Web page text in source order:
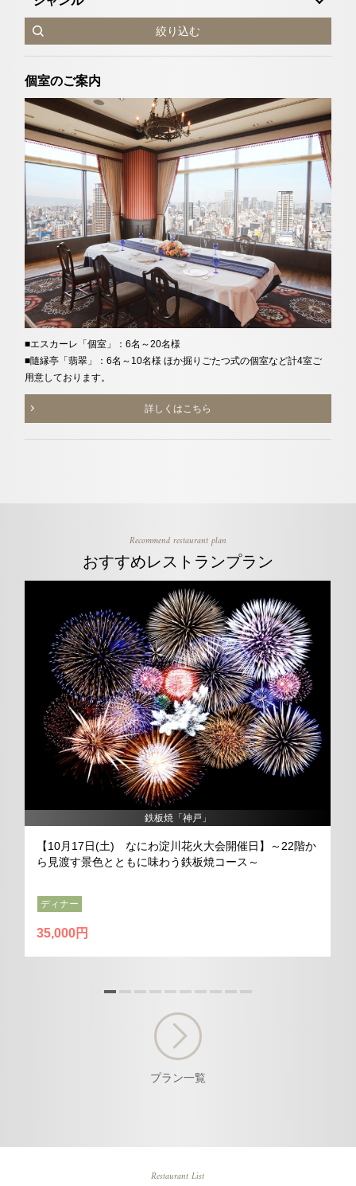
絞り込む
個室のご案内
■エスカーレ「個室」：6名～20名様
■隨縁亭「翡翠」：6名～10名様 ほか掘りごたつ式の個室など計4室ご
用意しております。
詳しくはこちら
Recommend restaurant plan
おすすめレストランプラン
鉄板焼「神戸」
【10月17日(土) なにわ淀川花火大会開催日】～22階か
ら見渡す景色とともに味わう鉄板焼コース～
ディナー
35,000円
プラン一覧
Restaurant List